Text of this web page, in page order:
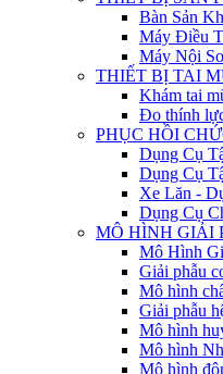
Bàn Sản
Máy Điều
Máy Nội
THIẾT BỊ TAI
Khám tai
Đo thính
PHỤC HỒI
Dụng Cụ
Dụng Cụ
Xe Lăn -
Dụng Cụ
MÔ HÌNH GIẢI
Mô Hình
Giải phẫu
Mô hình
Giải phẫu
Mô hình
Mô hình
Mô hình